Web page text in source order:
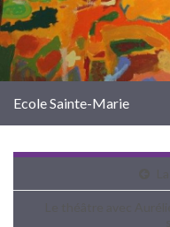
Ecole Sainte-Marie